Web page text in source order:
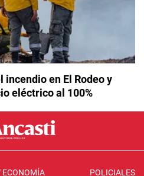
incendio en El Rodeo y
eléctrico al 100%
ECONOMÍA POLICIALES